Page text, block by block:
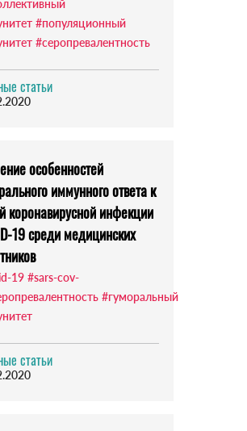
#популяционный
#серопревалентность
статьи
особенностей
иммунного ответа к
коронавирусной инфекции
19 среди медицинских
19 #sars-cov-
#гуморальный
статьи